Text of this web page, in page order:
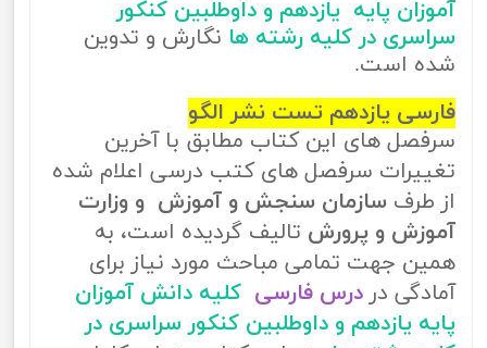
آموزان پایه یازدهم و داوطلبین کنکور
سراسری در کلیه رشته ها نگارش و تدوین
شده است.
فارسی یازدهم تست نشر الگو
سرفصل های این کتاب مطابق با آخرین
تغییرات سرفصل های کتب درسی اعلام شده
از طرف سازمان سنجش و آموزش و وزارت
آموزش و پرورش تالیف گردیده است، به
همین جهت تمامی مباحث مورد نیاز برای
آمادگی در درس فارسی کلیه دانش آموزان
پایه یازدهم و داوطلبین کنکور سراسری در